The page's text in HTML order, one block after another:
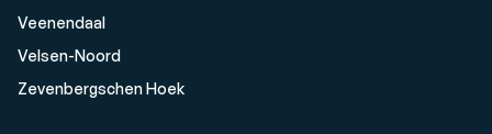
Veenendaal
Velsen-Noord
Zevenbergschen Hoek